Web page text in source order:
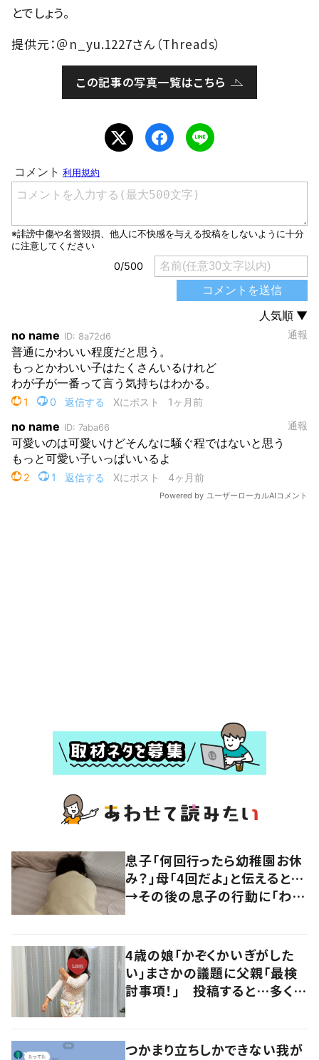
とでしょう。
提供元：＠n_yu.1227さん（Threads）
この記事の写真一覧はこちら
息子「何回行ったら幼稚園お休
み？」母「4回だよ」と伝えると…
→その後の息子の行動に「わか
4歳の娘「かぞくかいぎがした
い」まさかの議題に父親「最検
討事項！」 投稿すると…多くの
つかまり立ちしかできない我が